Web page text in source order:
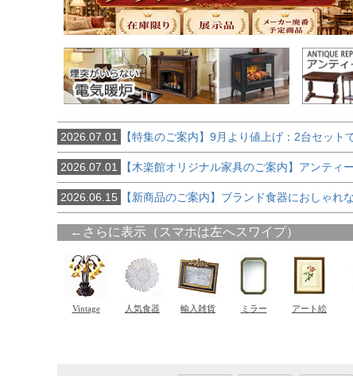
2026.07.01 【特集のご案内】9月より値上げ：2台セッ
2026.07.01 【木楽館オリジナル家具のご案内】アンティ
2026.06.15 【新商品のご案内】ブランド食器におしゃれ